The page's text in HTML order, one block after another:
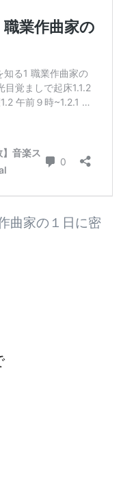
曲家の１日に密